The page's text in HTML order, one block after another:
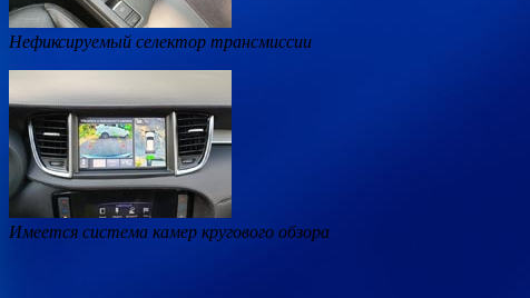
Нефиксируемый селектор трансмиссии
Имеется система камер кругового обзора